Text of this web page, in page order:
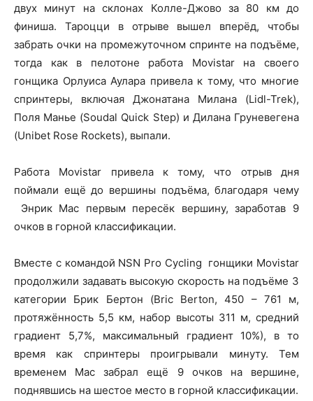
двух минут на склонах Колле-Джово за 80 км до
финиша. Тароцци в отрыве вышел вперёд, чтобы
забрать очки на промежуточном спринте на подъёме,
тогда как в пелотоне работа Movistar на своего
гонщика Орлуиса Аулара привела к тому, что многие
спринтеры, включая Джонатана Милана (Lidl-Trek),
Поля Манье (Soudal Quick Step) и Дилана Груневегена
(Unibet Rose Rockets), выпали.
Работа Movistar привела к тому, что отрыв дня
поймали ещё до вершины подъёма, благодаря чему
Энрик Мас первым пересёк вершину, заработав 9
очков в горной классификации.
Вместе с командой NSN Pro Cycling гонщики Movistar
продолжили задавать высокую скорость на подъёме 3
категории Брик Бертон (Bric Berton, 450 – 761 м,
протяжённость 5,5 км, набор высоты 311 м, средний
градиент 5,7%, максимальный градиент 10%), в то
время как спринтеры проигрывали минуту. Тем
временем Мас забрал ещё 9 очков на вершине,
поднявшись на шестое место в горной классификации.